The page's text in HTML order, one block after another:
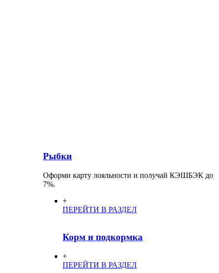
Рыбки
Оформи карту лояльности и получай КЭШБЭК до
7%.
+
ПЕРЕЙТИ В РАЗДЕЛ
Корм и подкормка
+
ПЕРЕЙТИ В РАЗДЕЛ